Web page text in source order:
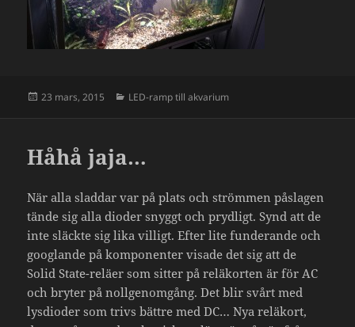
Postat
23 mars, 2015 Kategorier
LED-ramp till akvarium
Håhå jaja…
När alla sladdar var på plats och strömmen påslagen
tände sig alla dioder snyggt och prydligt. Synd att de
inte släckte sig lika villigt. Efter lite funderande och
googlande på komponenter visade det sig att de
Solid State-reläer som sitter på reläkorten är för AC
och bryter på nollgenomgång. Det blir svårt med
lysdioder som trivs bättre med DC… Nya reläkort,